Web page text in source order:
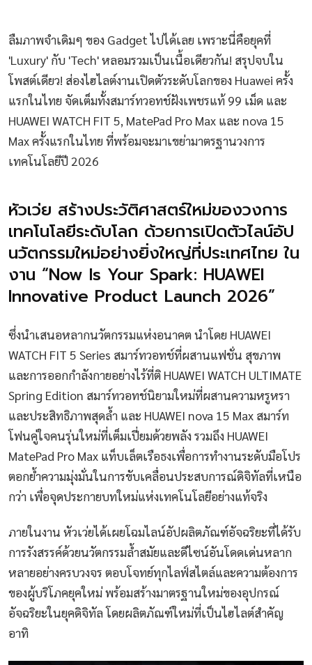
ลืมภาพจำเดิมๆ ของ Gadget ไปได้เลย เพราะนี่คือยุคที่
'Luxury' กับ 'Tech' หลอมรวมเป็นเนื้อเดียวกัน! สรุปจบใน
โพสต์เดียว! ส่องไฮไลต์งานเปิดตัวระดับโลกของ Huawei ครั้ง
แรกในไทย จัดเต็มทั้งสมาร์ทวอทช์ฝังเพชรแท้ 99 เม็ด และ
HUAWEI WATCH FIT 5, MatePad Pro Max และ nova 15
Max ครั้งแรกในไทย ที่พร้อมจะมาเขย่ามาตรฐานวงการ
เทคโนโลยีปี 2026
หัวเว่ย สร้างประวัติศาสตร์ใหม่ของวงการ
เทคโนโลยีระดับโลก ด้วยการเปิดตัวไลน์อัป
นวัตกรรมใหม่อย่างยิ่งใหญ่ที่ประเทศไทย ใน
งาน “Now Is Your Spark: HUAWEI
Innovative Product Launch 2026”
ซึ่งนำเสนอหลากนวัตกรรมแห่งอนาคต นำโดย HUAWEI
WATCH FIT 5 Series สมาร์ทวอทช์ที่ผสานแฟชั่น สุขภาพ
และการออกกำลังกายอย่างไร้ที่ติ HUAWEI WATCH ULTIMATE
Spring Edition สมาร์ทวอทช์นิยามใหม่ที่ผสานความหรูหรา
และประสิทธิภาพสุดล้ำ และ HUAWEI nova 15 Max สมาร์ท
โฟนคู่ใจคนรุ่นใหม่ที่เต็มเปี่ยมด้วยพลัง รวมถึง HUAWEI
MatePad Pro Max แท็บเล็ตเรือธงเพื่อการทำงานระดับมือโปร
ตอกย้ำความมุ่งมั่นในการขับเคลื่อนประสบการณ์ดิจิทัลที่เหนือ
กว่า เพื่อจุดประกายบทใหม่แห่งเทคโนโลยีอย่างแท้จริง
ภายในงาน หัวเว่ยได้เผยโฉมไลน์อัปผลิตภัณฑ์อัจฉริยะที่ได้รับ
การรังสรรค์ด้วยนวัตกรรมล้ำสมัยและดีไซน์อันโดดเด่นหลาก
หลายอย่างครบวงจร ตอบโจทย์ทุกไลฟ์สไตล์และความต้องการ
ของผู้บริโภคยุคใหม่ พร้อมสร้างมาตรฐานใหม่ของอุปกรณ์
อัจฉริยะในยุคดิจิทัล โดยผลิตภัณฑ์ใหม่ที่เป็นไฮไลต์สำคัญ
อาทิ